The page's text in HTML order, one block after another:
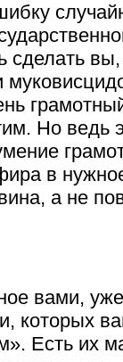
сделать
Но ведь
в
а не
вами,
которых
Есть их